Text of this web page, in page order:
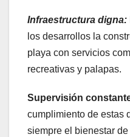
Infraestructura digna:
los desarrollos la
playa con servicios
recreativas y palapas.
Supervisión
cumplimiento de estas
siempre el bienestar